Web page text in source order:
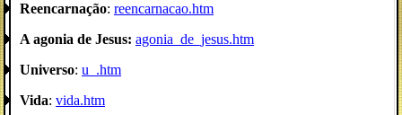
Reencarnação: reencarnacao.htm
A agonia de Jesus: agonia_de_jesus.htm
Universo: u_.htm
Vida: vida.htm